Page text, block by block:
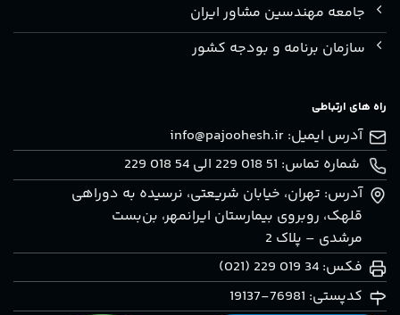
جامعه مهندسین مشاور ایران
سازمان برنامه و بودجه کشور
راه های ارتباطی
آدرس ایمیل: info@pajoohesh.ir
شماره تماس: 51 018 229 الی 54 018 229
آدرس: تهران، خيابان شريعتی، نرسيده به دوراهی
قلهک، روبروی بيمارستان ايرانمهر، بن‌بست
مرشدی – پلاک 2
فکس: 34 019 229 (021)
کدپستی: 76981-19137